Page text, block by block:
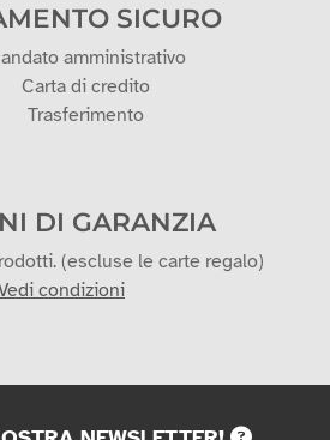
SICURO
amministrativo
Carta di credito
Trasferimento
DI GARANZIA
(escluse le carte regalo)
condizioni